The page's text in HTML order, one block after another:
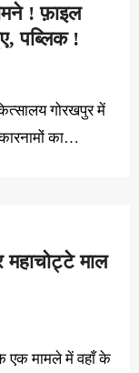
! फ़ाइल
पब्लिक !
का…
महाचोट्टे माल